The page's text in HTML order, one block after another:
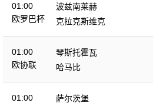
01:00
欧罗巴杯
波兹南莱赫
克拉克斯维克
01:00
欧协联
琴斯托霍瓦
哈马比
01:00
萨尔茨堡